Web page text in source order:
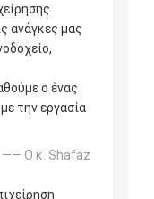
ανάγκες μας
ο ένας
την εργασία
—— Ο κ. Shafaz